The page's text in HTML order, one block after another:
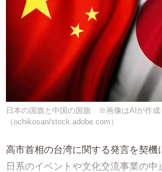
日本の国旗と中国の国旗 ※画像はAIが作成
（ochikosan/stock.adobe.com）
高市首相の台湾に関する発言を契機
日系のイベントや文化交流事業の中